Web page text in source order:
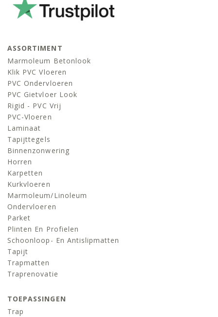
ASSORTIMENT
Marmoleum Betonlook
Klik PVC Vloeren
PVC Ondervloeren
PVC Gietvloer Look
Rigid - PVC Vrij
PVC-Vloeren
Laminaat
Tapijttegels
Binnenzonwering
Horren
Karpetten
Kurkvloeren
Marmoleum/linoleum
Ondervloeren
Parket
Plinten En Profielen
Schoonloop- En Antislipmatten
Tapijt
Trapmatten
Traprenovatie
TOEPASSINGEN
Trap